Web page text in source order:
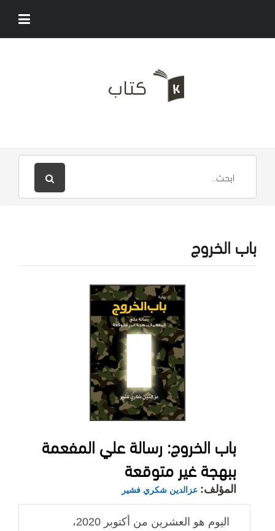
باب الخروج
باب الخروج: رسالة علي المفعمة
ببهجة غير متوقعة
المؤلف: عزالدين شكري فشير
اليوم هو العشرين من أكتوبر 2020،